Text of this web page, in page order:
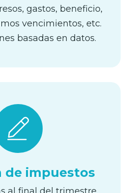
gastos, beneficio,
vencimientos, etc.
basadas en datos.
de impuestos